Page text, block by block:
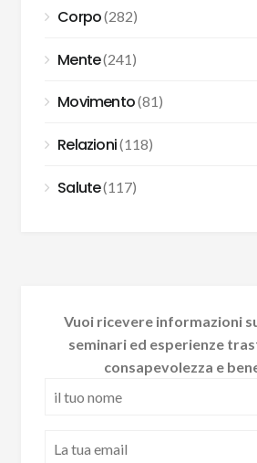
Corpo(282)
Mente(241)
Movimento(81)
Relazioni(118)
Salute(117)
Vuoi ricevere informazioni
seminari ed esperienze
consapevolezza e